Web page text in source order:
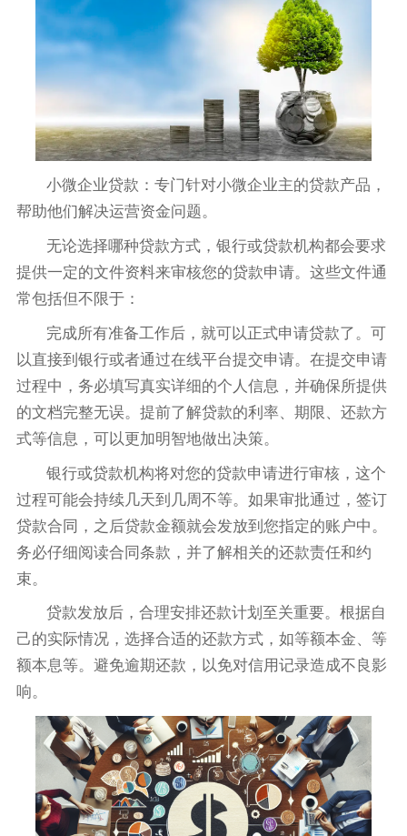
小微企业贷款：专门针对小微企业主的贷款产品，
帮助他们解决运营资金问题。
无论选择哪种贷款方式，银行或贷款机构都会要求
提供一定的文件资料来审核您的贷款申请。这些文件通
常包括但不限于：
完成所有准备工作后，就可以正式申请贷款了。可
以直接到银行或者通过在线平台提交申请。在提交申请
过程中，务必填写真实详细的个人信息，并确保所提供
的文档完整无误。提前了解贷款的利率、期限、还款方
式等信息，可以更加明智地做出决策。
银行或贷款机构将对您的贷款申请进行审核，这个
过程可能会持续几天到几周不等。如果审批通过，签订
贷款合同，之后贷款金额就会发放到您指定的账户中。
务必仔细阅读合同条款，并了解相关的还款责任和约
束。
贷款发放后，合理安排还款计划至关重要。根据自
己的实际情况，选择合适的还款方式，如等额本金、等
额本息等。避免逾期还款，以免对信用记录造成不良影
响。